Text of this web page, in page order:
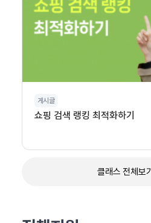
게시글
쇼핑 검색 랭킹 최적화하기
클래스 전체보기